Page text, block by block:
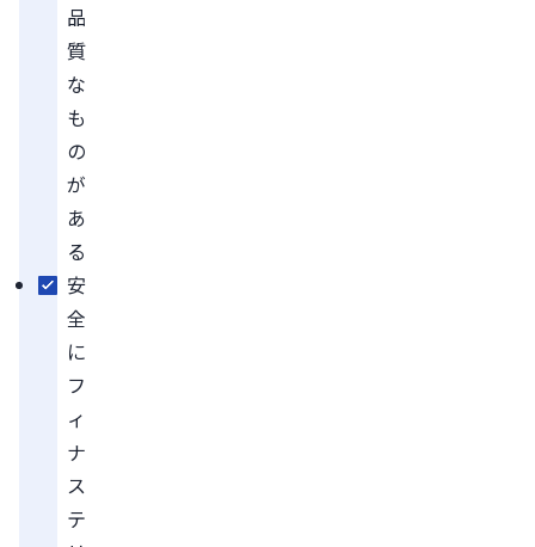
品
質
な
も
の
が
あ
る
安
全
に
フ
ィ
ナ
ス
テ